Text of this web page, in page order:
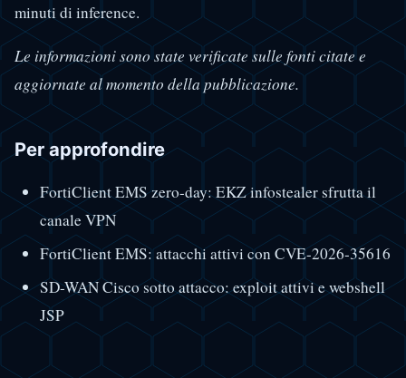
minuti di inference.
Le informazioni sono state verificate sulle fonti citate e
aggiornate al momento della pubblicazione.
Per approfondire
FortiClient EMS zero-day: EKZ infostealer sfrutta il
canale VPN
FortiClient EMS: attacchi attivi con CVE-2026-35616
SD-WAN Cisco sotto attacco: exploit attivi e webshell
JSP